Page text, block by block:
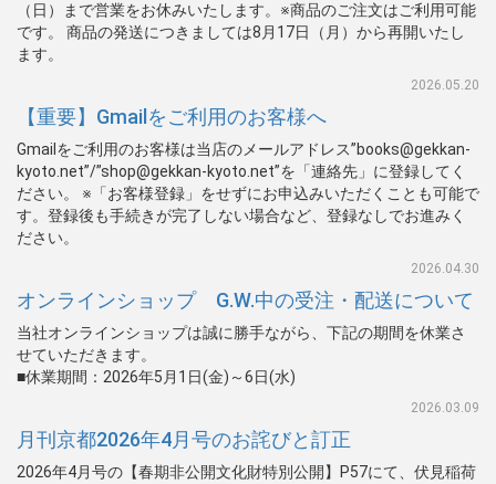
（日）まで営業をお休みいたします。※商品のご注文はご利用可能
です。 商品の発送につきましては8月17日（月）から再開いたし
ます。
2026.05.20
【重要】Gmailをご利用のお客様へ
Gmailをご利用のお客様は当店のメールアドレス”books@gekkan-
kyoto.net”/”shop@gekkan-kyoto.net”を「連絡先」に登録してく
ださい。 ※「お客様登録」をせずにお申込みいただくことも可能で
す。登録後も手続きが完了しない場合など、登録なしでお進みく
ださい。
2026.04.30
オンラインショップ G.W.中の受注・配送について
当社オンラインショップは誠に勝手ながら、下記の期間を休業さ
せていただきます。
■休業期間：2026年5月1日(金)～6日(水)
2026.03.09
月刊京都2026年4月号のお詫びと訂正
2026年4月号の【春期非公開文化財特別公開】P57にて、伏見稲荷